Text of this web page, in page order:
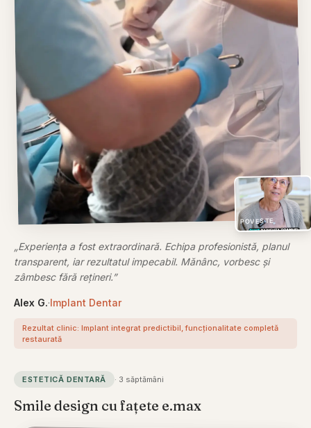
POVESTE
„Experiența a fost extraordinară. Echipa profesionistă, planul
transparent, iar rezultatul impecabil. Mănânc, vorbesc și
zâmbesc fără rețineri.”
Alex G.·Implant Dentar
Rezultat clinic: Implant integrat predictibil, funcționalitate completă
restaurată
ESTETICĂ DENTARĂ · 3 săptămâni
Smile design cu fațete e.max